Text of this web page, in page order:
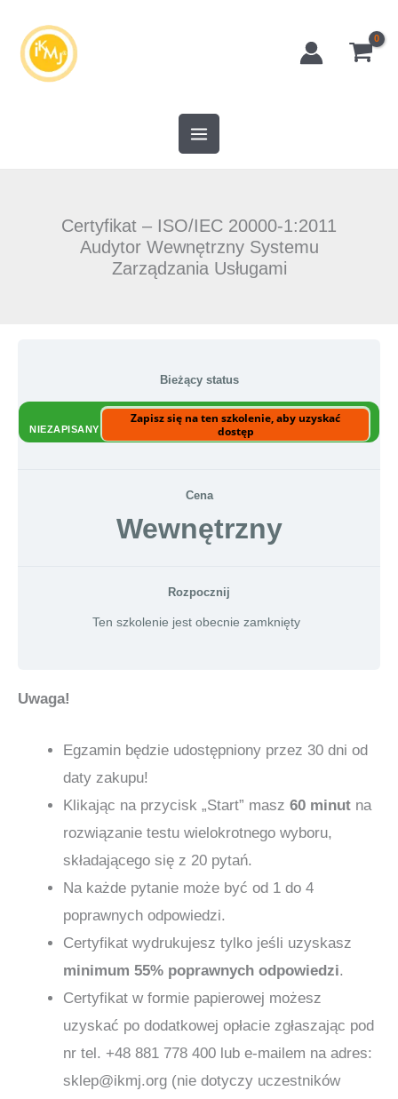
treści
Certyfikat – ISO/IEC 20000-1:2011
Audytor Wewnętrzny Systemu
Zarządzania Usługami
Bieżący status
NIEZAPISANY
Zapisz się na ten szkolenie, aby uzyskać
dostęp
Cena
Wewnętrzny
Rozpocznij
Ten szkolenie jest obecnie zamknięty
Uwaga!
Egzamin będzie udostępniony przez 30 dni od
daty zakupu!
Klikając na przycisk „Start” masz 60 minut na
rozwiązanie testu wielokrotnego wyboru,
składającego się z 20 pytań.
Na każde pytanie może być od 1 do 4
poprawnych odpowiedzi.
Certyfikat wydrukujesz tylko jeśli uzyskasz
minimum 55% poprawnych odpowiedzi.
Certyfikat w formie papierowej możesz
uzyskać po dodatkowej opłacie zgłaszając pod
nr tel. +48 881 778 400 lub e-mailem na adres:
sklep@ikmj.org (nie dotyczy uczestników